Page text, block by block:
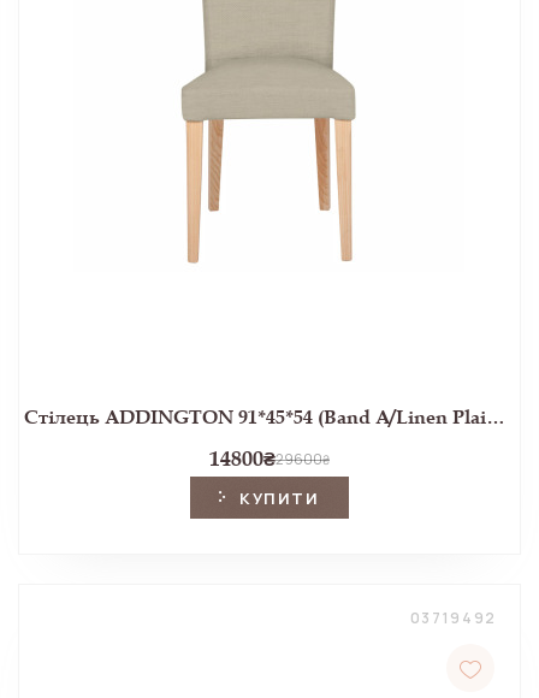
Стілець ADDINGTON 91*45*54 (Band A/Linen Plain Natural)
14800₴29600₴
КУПИТИ
03719492